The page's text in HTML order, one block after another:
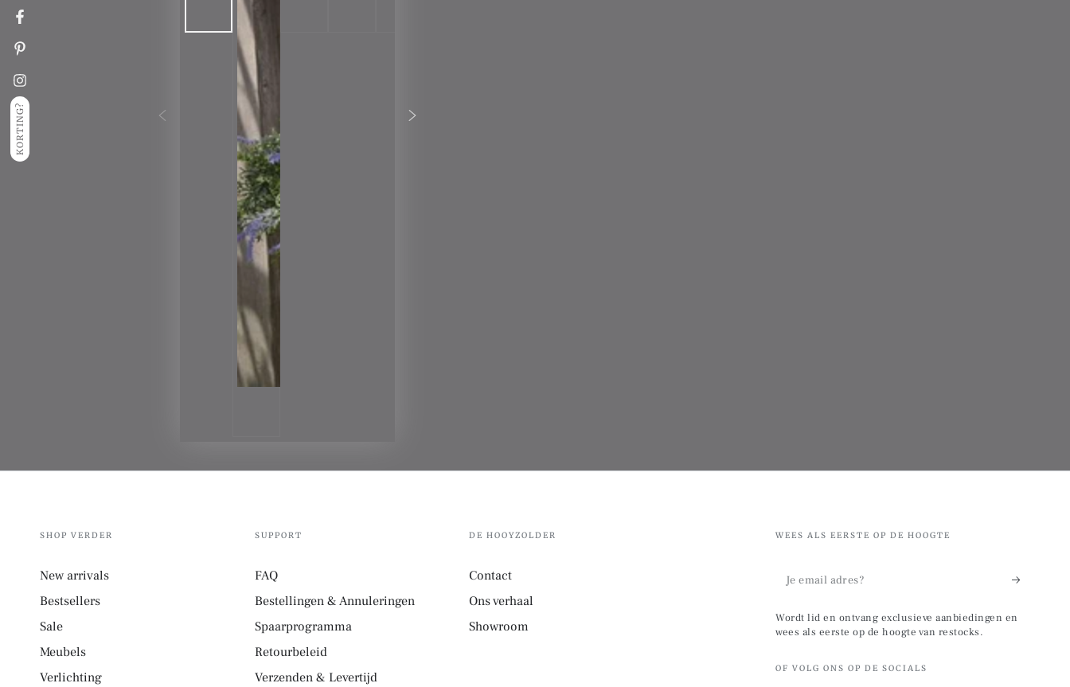
SHOP VERDER
New arrivals
Bestsellers
Sale
Meubels
Verlichting
SUPPORT
FAQ
Bestellingen & Annuleringen
Spaarprogramma
Retourbeleid
Verzenden & Levertijd
DE HOOYZOLDER
Contact
Ons verhaal
Showroom
WEES ALS EERSTE OP DE HOOGTE
adres?
Wordt lid en ontvang exclusieve aanbiedingen en
wees als eerste op de hoogte van restocks.
OF VOLG ONS OP DE SOCIALS
Facebook
Pinterest
Instagram
KORTING?